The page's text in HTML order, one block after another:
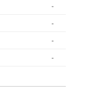
-
-
-
-